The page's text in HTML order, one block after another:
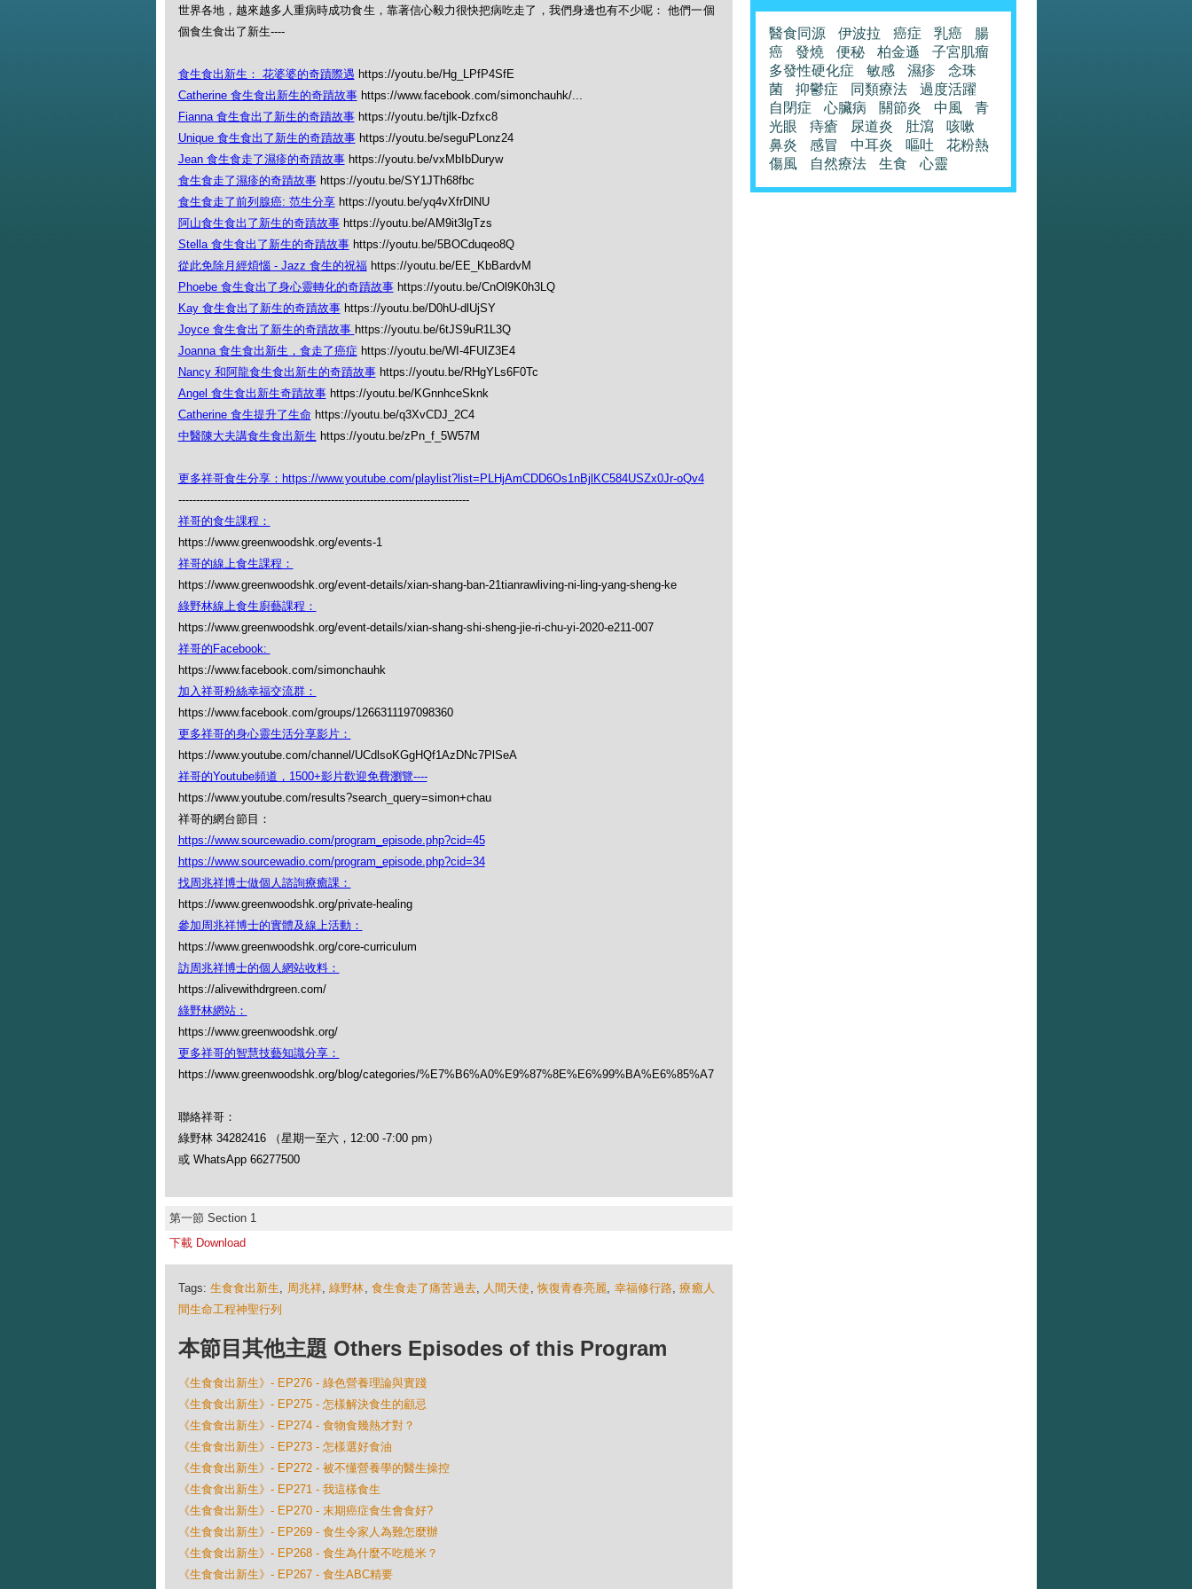
世界各地，越來越多人重病時成功食生，靠著信心毅力很快把病吃走了，我們身邊也有不少呢： 他們一個
個食生食出了新生----
食生食出新生： 花婆婆的奇蹟際遇 https://youtu.be/Hg_LPfP4SfE
Catherine 食生食出新生的奇蹟故事https://www.facebook.com/simonchauhk/...
Fianna 食生食出了新生的奇蹟故事https://youtu.be/tjlk-Dzfxc8
Unique 食生食出了新生的奇蹟故事https://youtu.be/seguPLonz24
Jean 食生食走了濕疹的奇蹟故事https://youtu.be/vxMbIbDuryw
食生食走了濕疹的奇蹟故事https://youtu.be/SY1JTh68fbc
食生食走了前列腺癌: 范生分享https://youtu.be/yq4vXfrDlNU
阿山食生食出了新生的奇蹟故事https://youtu.be/AM9it3lgTzs
Stella 食生食出了新生的奇蹟故事https://youtu.be/5BOCduqeo8Q
從此免除月經煩惱 - Jazz 食生的祝福https://youtu.be/EE_KbBardvM
Phoebe 食生食出了身心靈轉化的奇蹟故事https://youtu.be/CnOl9K0h3LQ
Kay 食生食出了新生的奇蹟故事https://youtu.be/D0hU-dlUjSY
Joyce 食生食出了新生的奇蹟故事 https://youtu.be/6tJS9uR1L3Q
Joanna 食生食出新生，食走了癌症 https://youtu.be/WI-4FUIZ3E4
Nancy 和阿龍食生食出新生的奇蹟故事https://youtu.be/RHgYLs6F0Tc
Angel 食生食出新生奇蹟故事https://youtu.be/KGnnhceSknk
Catherine 食生提升了生命 https://youtu.be/q3XvCDJ_2C4
中醫陳大夫講食生食出新生 https://youtu.be/zPn_f_5W57M
更多祥哥食生分享：https://www.youtube.com/playlist?list=PLHjAmCDD6Os1nBjlKC584USZx0Jr-oQv4
----------------------------------------------------------------------------------
祥哥的食生課程：
https://www.greenwoodshk.org/events-1
祥哥的線上食生課程：
https://www.greenwoodshk.org/event-details/xian-shang-ban-21tianrawliving-ni-ling-yang-sheng-ke
綠野林線上食生廚藝課程：
https://www.greenwoodshk.org/event-details/xian-shang-shi-sheng-jie-ri-chu-yi-2020-e211-007
祥哥的Facebook:
https://www.facebook.com/simonchauhk
加入祥哥粉絲幸福交流群：
https://www.facebook.com/groups/1266311197098360
更多祥哥的身心靈生活分享影片：
https://www.youtube.com/channel/UCdlsoKGgHQf1AzDNc7PlSeA
祥哥的Youtube頻道，1500+影片歡迎免費瀏覽----
https://www.youtube.com/results?search_query=simon+chau
祥哥的網台節目：
https://www.sourcewadio.com/program_episode.php?cid=45
https://www.sourcewadio.com/program_episode.php?cid=34
找周兆祥博士做個人諮詢療癒課：
https://www.greenwoodshk.org/private-healing
參加周兆祥博士的實體及線上活動：
https://www.greenwoodshk.org/core-curriculum
訪周兆祥博士的個人網站收料：
https://alivewithdrgreen.com/
綠野林網站：
https://www.greenwoodshk.org/
更多祥哥的智慧技藝知識分享：
https://www.greenwoodshk.org/blog/categories/%E7%B6%A0%E9%87%8E%E6%99%BA%E6%85%A7
聯絡祥哥：
綠野林 34282416 （星期一至六，12:00 -7:00 pm）
或 WhatsApp 66277500
第一節 Section 1
下載 Download
Tags: 生食食出新生, 周兆祥,綠野林, 食生食走了痛苦過去, 人間天使 ,恢復青春亮麗, 幸福修行路,療癒人
間生命工程神聖行列
本節目其他主題 Others Episodes of this Program
《生食食出新生》- EP276 - 綠色營養理論與實踐
《生食食出新生》- EP275 - 怎樣解決食生的顧忌
《生食食出新生》- EP274 - 食物食幾熱才對？
《生食食出新生》- EP273 - 怎樣選好食油
《生食食出新生》- EP272 - 被不懂營養學的醫生操控
《生食食出新生》- EP271 - 我這樣食生
《生食食出新生》- EP270 - 末期癌症食生會食好?
《生食食出新生》- EP269 - 食生令家人為難怎麼辦
《生食食出新生》- EP268 - 食生為什麼不吃糙米？
《生食食出新生》- EP267 - 食生ABC精要
醫食同源 伊波拉 癌症 乳癌
腸
癌
發燒 便秘 柏金遜
子宮肌瘤
多發性硬化症
敏感 濕疹
念珠
菌
抑鬱症 同類療法
過度活躍
自閉症
心臟病 關節炎 中風
青
光眼
痔瘡 尿道炎 肚瀉
咳嗽
鼻炎
感冒 中耳炎 嘔吐
花粉熱
傷風
自然療法 生食 心靈